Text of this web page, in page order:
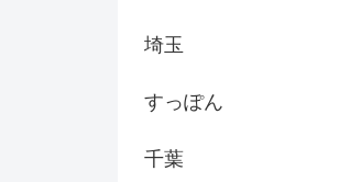
埼玉
すっぽん
千葉